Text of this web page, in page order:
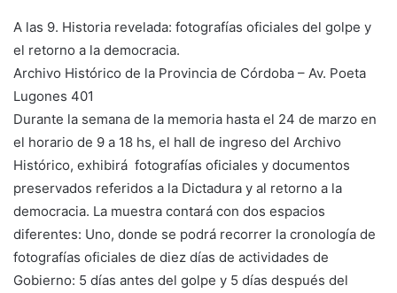
A las 9. Historia revelada: fotografías oficiales del golpe y
el retorno a la democracia.
Archivo Histórico de la Provincia de Córdoba – Av. Poeta
Lugones 401
Durante la semana de la memoria hasta el 24 de marzo en
el horario de 9 a 18 hs, el hall de ingreso del Archivo
Histórico, exhibirá fotografías oficiales y documentos
preservados referidos a la Dictadura y al retorno a la
democracia. La muestra contará con dos espacios
diferentes: Uno, donde se podrá recorrer la cronología de
fotografías oficiales de diez días de actividades de
Gobierno: 5 días antes del golpe y 5 días después del